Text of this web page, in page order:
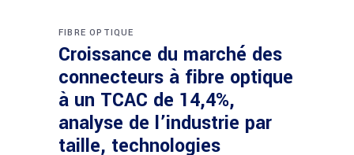
FIBRE OPTIQUE
Croissance du marché des
connecteurs à fibre optique
à un TCAC de 14,4%,
analyse de l’industrie par
taille, technologies